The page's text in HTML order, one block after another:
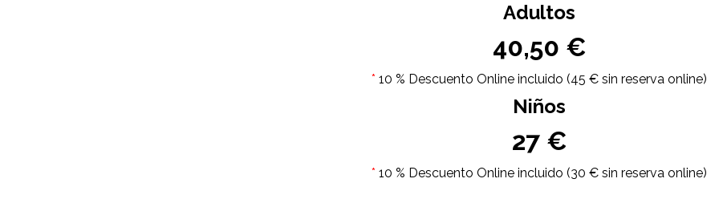
Adultos
40,50 €
* 10 % Descuento Online incluido (45 € sin reserva online)
Niños
27 €
* 10 % Descuento Online incluido (30 € sin reserva online)